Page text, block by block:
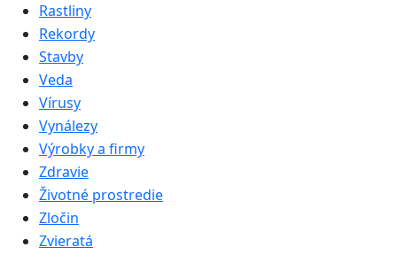
Rastliny
Rekordy
Stavby
Veda
Vírusy
Vynálezy
Výrobky a firmy
Zdravie
Životné prostredie
Zločin
Zvieratá